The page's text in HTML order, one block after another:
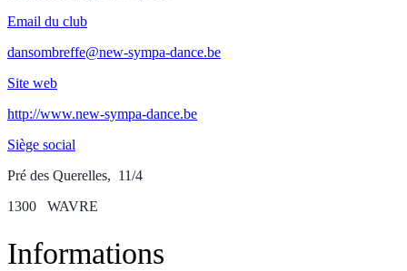
Email du club
dansombreffe@new-sympa-dance.be
Site web
http://www.new-sympa-dance.be
Siège social
Pré des Querelles, 11/4
1300 WAVRE
Informations